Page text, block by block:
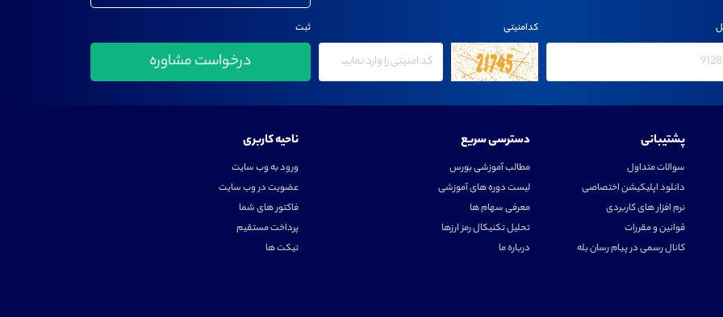
کدامنیتی ثبت
پشتیبانی
سوالات متداول
دانلود اپلیکیشن اختصاصی
نرم افزار های کاربردی
قوانین و مقررات
کانال رسمی در پیام رسان بله
دسترسی سریع
مطالب آموزشی بورس
لیست دوره های آموزشی
معرفی سهام ها
تحلیل تکنیکال رمز ارزها
درباره ما
ناحیه کاربری
ورود به وب سایت
عضویت در وب سایت
فاکتور های شما
پرداخت مستقیم
تیکت ها